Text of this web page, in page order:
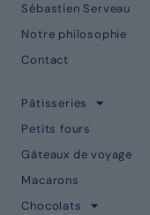
Sébastien Serveau
Notre philosophie
Contact
Pâtisseries
Petits fours
Gâteaux de voyage
Macarons
Chocolats